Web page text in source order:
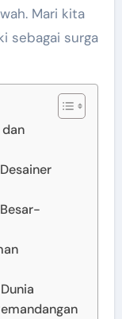
Mari kita
sebagai surga
dan